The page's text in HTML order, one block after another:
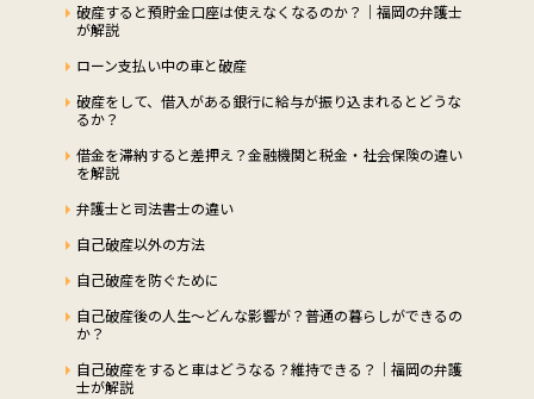
破産すると預貯金口座は使えなくなるのか？｜福岡の弁護士
が解説
ローン支払い中の車と破産
破産をして、借入がある銀行に給与が振り込まれるとどうな
るか？
借金を滞納すると差押え？金融機関と税金・社会保険の違い
を解説
弁護士と司法書士の違い
自己破産以外の方法
自己破産を防ぐために
自己破産後の人生～どんな影響が？普通の暮らしができるの
か？
自己破産をすると車はどうなる？維持できる？｜福岡の弁護
士が解説